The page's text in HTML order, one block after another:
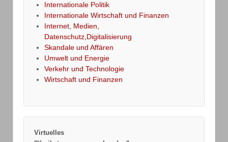
Internationale Politik
Internationale Wirtschaft und Finanzen
Internet, Medien,
Datenschutz,Digitalisierung
Skandale und Affären
Umwelt und Energie
Verkehr und Technologie
Wirtschaft und Finanzen
Virtuelles